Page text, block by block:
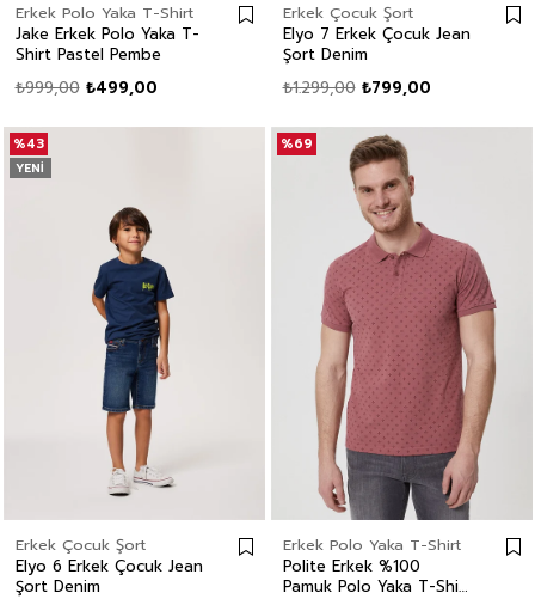
Erkek Polo Yaka T-Shirt
Jake Erkek Polo Yaka T-
Shirt Pastel Pembe
₺499,00
₺999,00
Erkek Çocuk Şort
Elyo 7 Erkek Çocuk Jean
Şort Denim
₺799,00
₺1.299,00
Erkek Çocuk Şort
Elyo 6 Erkek Çocuk Jean
Şort Denim
%43
YENI
Erkek Polo Yaka T-Shirt
Polite Erkek %100
Pamuk Polo Yaka T-Shirt
%69